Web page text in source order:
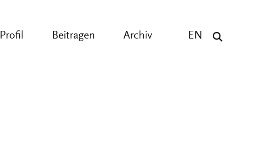
EN
Profil Beitragen Archiv